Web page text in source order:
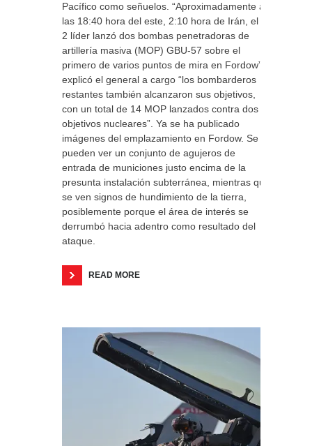
Pacífico como señuelos. “Aproximadamente a
las 18:40 hora del este, 2:10 hora de Irán, el B-
2 líder lanzó dos bombas penetradoras de
artillería masiva (MOP) GBU-57 sobre el
primero de varios puntos de mira en Fordow”,
explicó el general a cargo “los bombarderos
restantes también alcanzaron sus objetivos,
con un total de 14 MOP lanzados contra dos
objetivos nucleares”. Ya se ha publicado
imágenes del emplazamiento en Fordow. Se
pueden ver un conjunto de agujeros de
entrada de municiones justo encima de la
presunta instalación subterránea, mientras que
se ven signos de hundimiento de la tierra,
posiblemente porque el área de interés se
derrumbó hacia adentro como resultado del
ataque.
READ MORE